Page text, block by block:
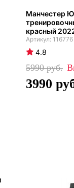
Манчестер
красный
116776
4.8
5990
3990